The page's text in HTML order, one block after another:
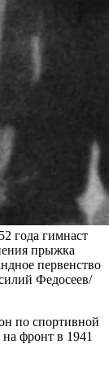
года гимнаст
прыжка
первенство
Федосеев/
по спортивной
фронт в 1941